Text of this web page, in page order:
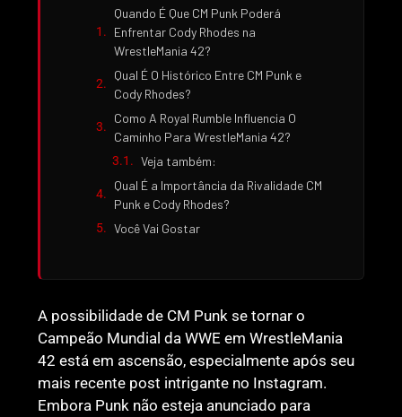
Quando É Que CM Punk Poderá
Enfrentar Cody Rhodes na
WrestleMania 42?
Qual É O Histórico Entre CM Punk e
Cody Rhodes?
Como A Royal Rumble Influencia O
Caminho Para WrestleMania 42?
Veja também:
Qual É a Importância da Rivalidade CM
Punk e Cody Rhodes?
Você Vai Gostar
A possibilidade de CM Punk se tornar o
Campeão Mundial da WWE em WrestleMania
42 está em ascensão, especialmente após seu
mais recente post intrigante no Instagram.
Embora Punk não esteja anunciado para